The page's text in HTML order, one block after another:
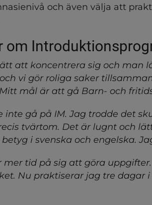
Våraoch även välja att
om
att koncentrera sig och man
vi gör roliga saker
Mitt mål är att gå Barn- och
inte gå på IM. Jag trodde det
tvärtom. Det är lugnt och
betyg i svenska och engelska.
mer tid på sig att göra
Nu praktiserar jag tre dagar